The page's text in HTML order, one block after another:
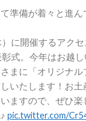
て準備が着々と進ん
に開催するアク
彰式。今年はお越
まに「オリジナル
いたします！お土
ますので、ぜひ楽
♪pic.twitter.com/